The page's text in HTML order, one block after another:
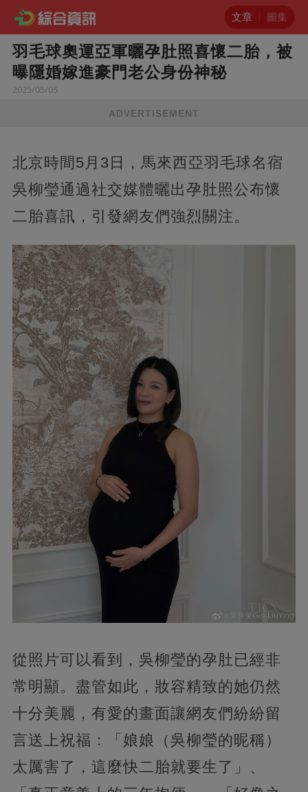
文章 圖集
羽毛球奧運亞軍曬孕肚照喜懷二胎，被
曝隱婚嫁進豪門老公身份神秘
2025/05/05
ADVERTISEMENT
北京時間5月3日，馬來西亞羽毛球名宿
吳柳瑩通過社交媒體曬出孕肚照公布懷
二胎喜訊，引發網友們強烈關注。
從照片可以看到，吳柳瑩的孕肚已經非
常明顯。盡管如此，妝容精致的她仍然
十分美麗，有愛的畫面讓網友們紛紛留
言送上祝福：「娘娘（吳柳瑩的昵稱）
太厲害了，這麼快二胎就要生了」、